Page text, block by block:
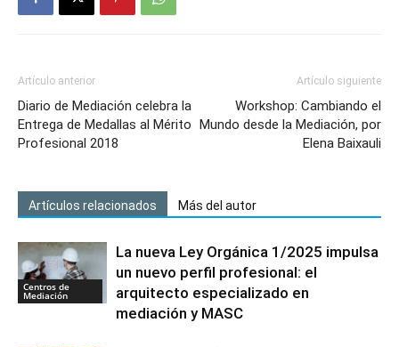
Artículo anterior
Diario de Mediación celebra la
Entrega de Medallas al Mérito
Profesional 2018
Artículo siguiente
Workshop: Cambiando el
Mundo desde la Mediación, por
Elena Baixauli
Artículos relacionados Más del autor
Centros de
Mediación
La nueva Ley Orgánica 1/2025 impulsa
un nuevo perfil profesional: el
arquitecto especializado en
mediación y MASC